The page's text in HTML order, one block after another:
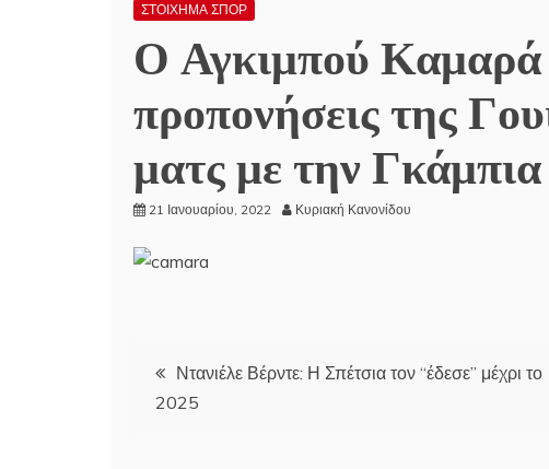
ΣΤΟΙΧΗΜΑ ΣΠΟΡ
Ο Αγκιμπού Καμαρά
προπονήσεις της
ματς με την Γκάμπια
21 Ιανουαρίου, 2022 Κυριακή Κανονίδου
Πλοήγηση
άρθρων
Ντανιέλε Βέρντε: Η Σπέτσια τον “έδεσε” μέχρι το
2025